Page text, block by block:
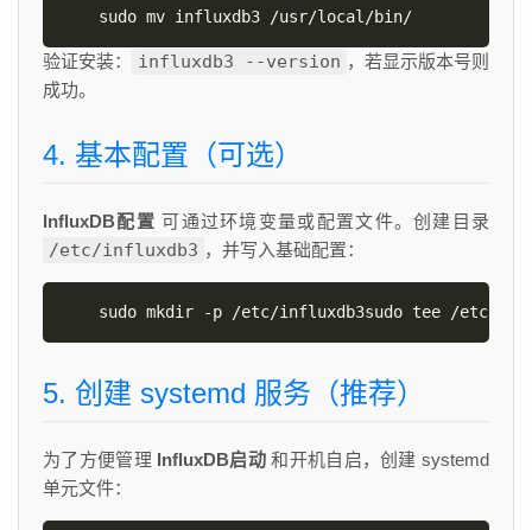
sudo mv influxdb3 /usr/local/bin/
验证安装： influxdb3 --version ，若显示版本号则
成功。
4. 基本配置（可选）
InfluxDB配置 可通过环境变量或配置文件。创建目录
/etc/influxdb3 ，并写入基础配置：
sudo mkdir -p /etc/influxdb3sudo tee /etc/
5. 创建 systemd 服务（推荐）
为了方便管理 InfluxDB启动 和开机自启，创建 systemd
单元文件：